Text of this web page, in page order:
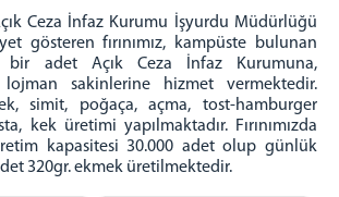
İnfaz Kurumu İşyurdu Müdürlüğü
gösteren fırınımız, kampüste bulunan
bir adet Açık Ceza İnfaz Kurumuna,
sakinlerine hizmet vermektedir.
simit, poğaça, açma, tost-hamburger
kek üretimi yapılmaktadır. Fırınımızda
kapasitesi 30.000 adet olup günlük
320gr. ekmek üretilmektedir.